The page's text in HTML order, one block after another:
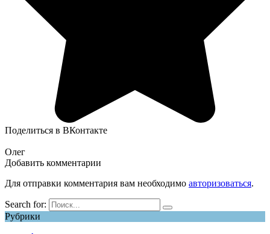
Поделиться в ВКонтакте
Олег
Добавить комментарии
Для отправки комментария вам необходимо авторизоваться.
Search for:
Рубрики